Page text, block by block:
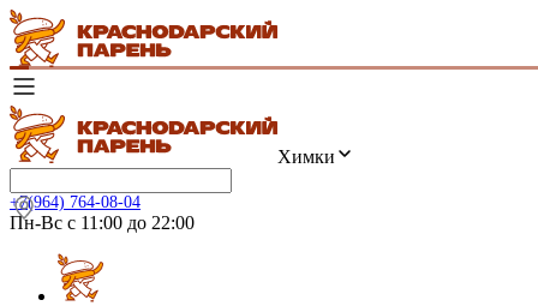
Химки
+7(964) 764-08-04
Пн-Вс с 11:00 до 22:00